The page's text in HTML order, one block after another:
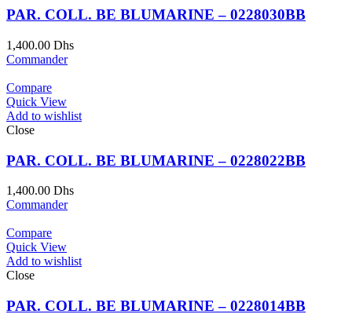
PAR. COLL. BE BLUMARINE – 0228030BB
1,400.00 Dhs
Commander
Compare
Quick View
Add to wishlist
Close
PAR. COLL. BE BLUMARINE – 0228022BB
1,400.00 Dhs
Commander
Compare
Quick View
Add to wishlist
Close
PAR. COLL. BE BLUMARINE – 0228014BB